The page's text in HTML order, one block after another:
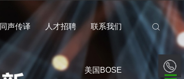
同声传译 人才招聘 联系我们
美国BOSE